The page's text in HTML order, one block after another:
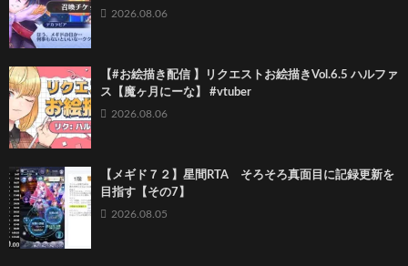
2026.08.06
【#お絵描き配信 】リクエストお絵描きVol.6.5 ハルファ
ス【魔ヶ月にーな】 #vtuber
2026.08.06
【メギド７２】星間RTA そろそろ真面目に記録更新を
目指す【その7】
2026.08.05